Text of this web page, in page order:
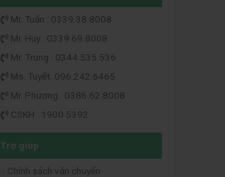
Mr. Tuấn : 0339.38.8008
Mr. Huy : 0339.69.8008
Mr. Trung : 0344.535.536
Ms. Tuyết: 096.242.6465
Mr. Phương : 0386.62.8008
CSKH : 1900 5392
Trợ giúp
Chính sách vận chuyển